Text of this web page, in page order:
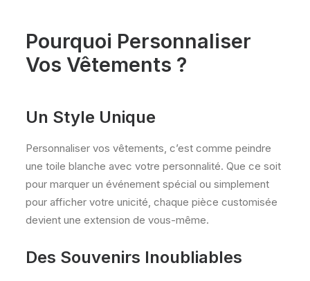
Pourquoi Personnaliser
Vos Vêtements ?
Un Style Unique
Personnaliser vos vêtements, c’est comme peindre
une toile blanche avec votre personnalité. Que ce soit
pour marquer un événement spécial ou simplement
pour afficher votre unicité, chaque pièce customisée
devient une extension de vous-même.
Des Souvenirs Inoubliables